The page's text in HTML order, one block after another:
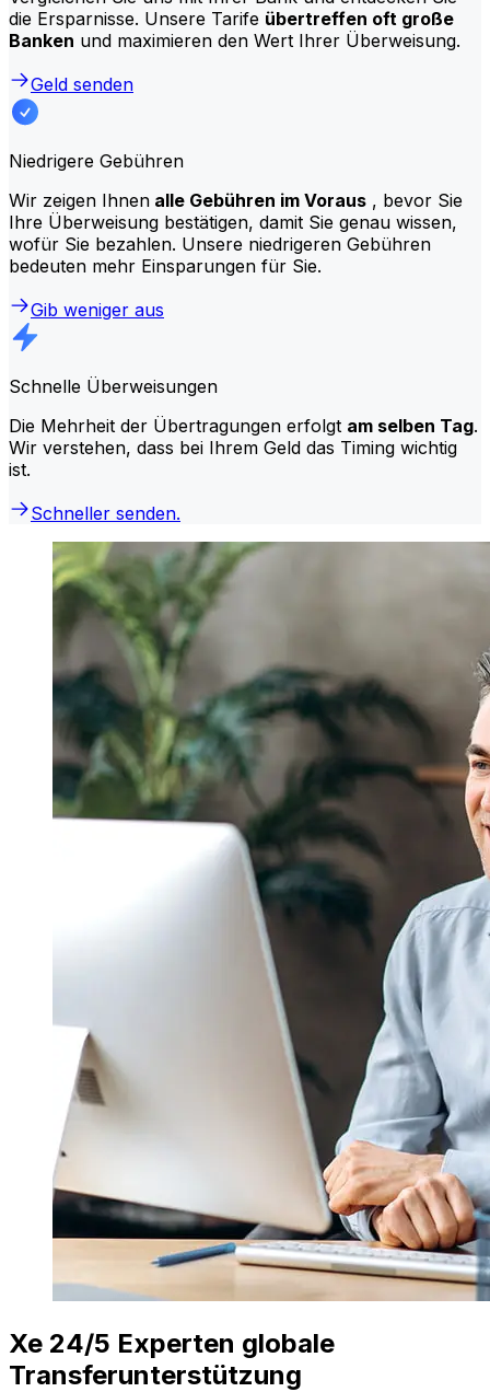
die Ersparnisse. Unsere Tarife übertreffen oft große
Banken und maximieren den Wert Ihrer Überweisung.
Geld senden
Niedrigere Gebühren
Wir zeigen Ihnen alle Gebühren im Voraus , bevor Sie
Ihre Überweisung bestätigen, damit Sie genau wissen,
wofür Sie bezahlen. Unsere niedrigeren Gebühren
bedeuten mehr Einsparungen für Sie.
Gib weniger aus
Schnelle Überweisungen
Die Mehrheit der Übertragungen erfolgt am selben Tag.
Wir verstehen, dass bei Ihrem Geld das Timing wichtig
ist.
Schneller senden.
Xe 24/5 Experten globale
Transferunterstützung